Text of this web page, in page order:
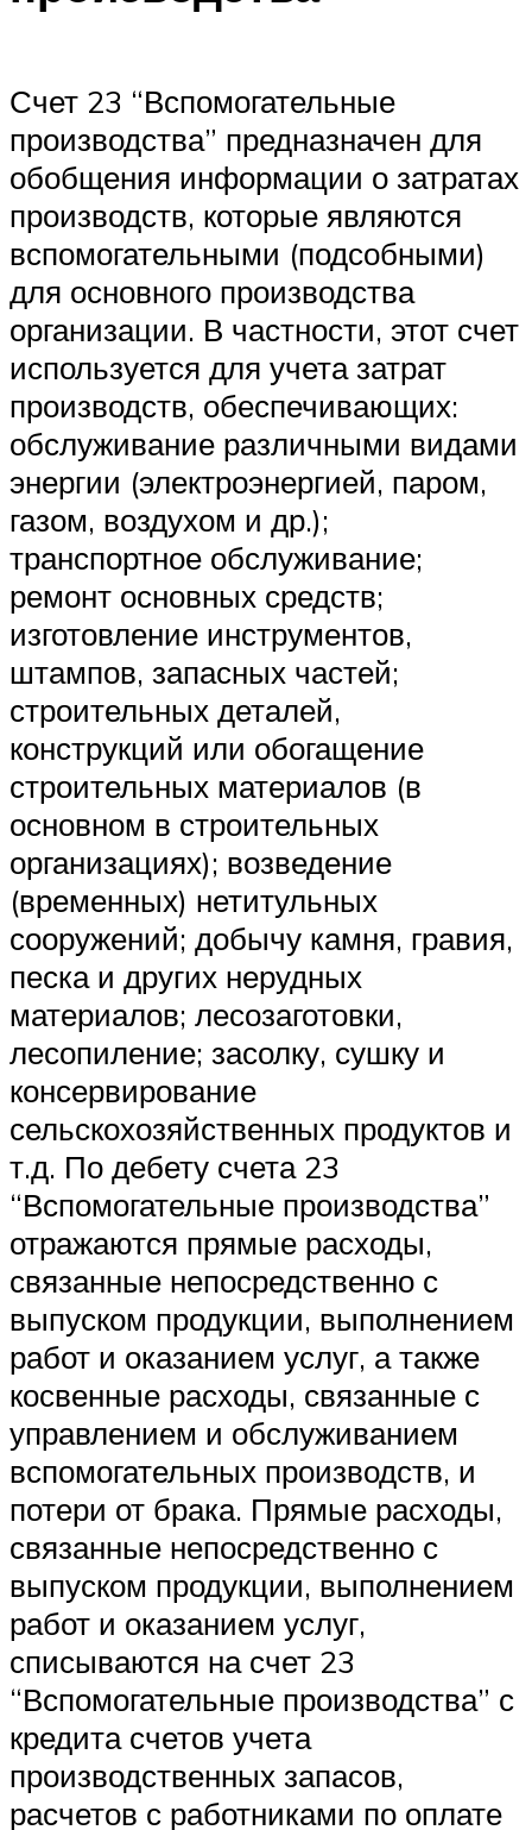
Счет 23 “Вспомогательные
производства” предназначен для
обобщения информации о затратах
производств, которые являются
вспомогательными (подсобными)
для основного производства
организации. В частности, этот счет
используется для учета затрат
производств, обеспечивающих:
обслуживание различными видами
энергии (электроэнергией, паром,
газом, воздухом и др.);
транспортное обслуживание;
ремонт основных средств;
изготовление инструментов,
штампов, запасных частей;
строительных деталей,
конструкций или обогащение
строительных материалов (в
основном в строительных
организациях); возведение
(временных) нетитульных
сооружений; добычу камня, гравия,
песка и других нерудных
материалов; лесозаготовки,
лесопиление; засолку, сушку и
консервирование
сельскохозяйственных продуктов и
т.д. По дебету счета 23
“Вспомогательные производства”
отражаются прямые расходы,
связанные непосредственно с
выпуском продукции, выполнением
работ и оказанием услуг, а также
косвенные расходы, связанные с
управлением и обслуживанием
вспомогательных производств, и
потери от брака. Прямые расходы,
связанные непосредственно с
выпуском продукции, выполнением
работ и оказанием услуг,
списываются на счет 23
“Вспомогательные производства” с
кредита счетов учета
производственных запасов,
расчетов с работниками по оплате